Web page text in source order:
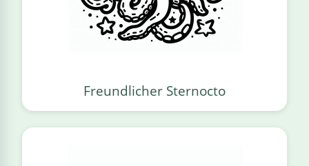
Freundlicher Sternocto